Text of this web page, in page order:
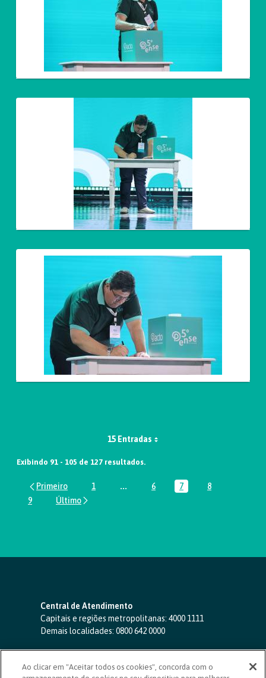
15 Entradas
Exibindo 91 - 105 de 127 resultados.
Página
1 ...Páginas intermediárias Usar ABA
Página
6 Página
7 Página
8
Página
9
Central de Atendimento
Capitais e regiões metropolitanas: 4000 1111
Demais localidades: 0800 642 0000
SAC 24 horas-0800 724 4420
Ouvidoria
Ao clicar em "Aceitar todos os cookies", concorda com o